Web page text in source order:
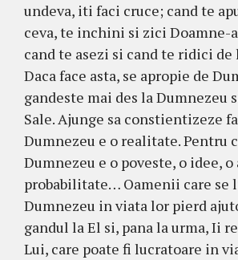
undeva, iti faci cruce; cand te
ceva, te inchini si zici Doamne-
cand te asezi si cand te ridici de
Daca face asta, se apropie de
gandeste mai des la Dumnezeu
Sale. Ajunge sa constientizeze
Dumnezeu e o realitate. Pentru
Dumnezeu e o poveste, o idee,
probabilitate… Oamenii care se
Dumnezeu in viata lor pierd
gandul la El si, pana la urma, Ii
Lui, care poate fi lucratoare in